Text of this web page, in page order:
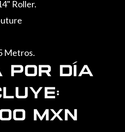
Roller.
Metros.
POR DÍA
MXN